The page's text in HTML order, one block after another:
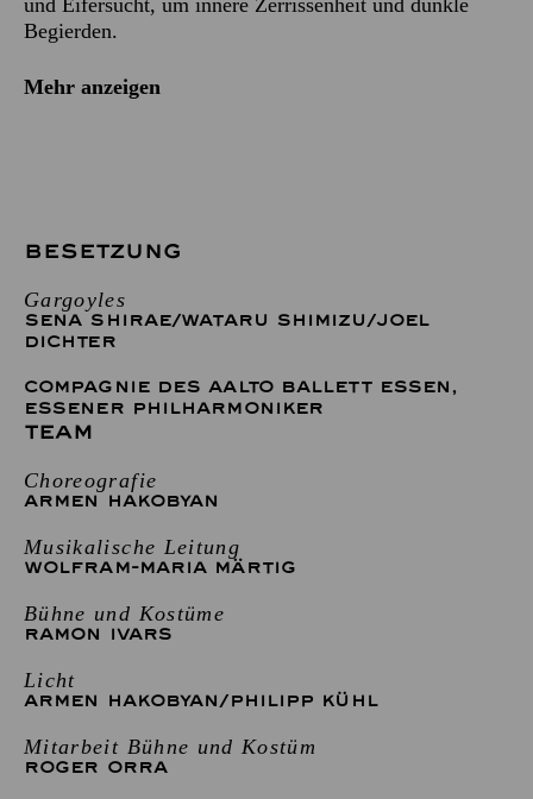
Begierden.
Mehr anzeigen
BESETZUNG
Gargoyles
SENA SHIRAE/WATARU SHIMIZU/JOEL
DICHTER
COMPAGNIE DES AALTO BALLETT ESSEN ,
ESSENER PHILHARMONIKER
TEAM
Choreografie
ARMEN HAKOBYAN
Musikalische Leitung
WOLFRAM-MARIA MÄRTIG
Bühne und Kostüme
RAMON IVARS
Licht
ARMEN HAKOBYAN/PHILIPP KÜHL
Mitarbeit Bühne und Kostüm
ROGER ORRA